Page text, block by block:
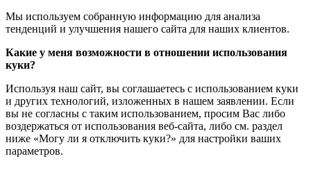
Мы используем собранную информацию для анализа
тенденций и улучшения нашего сайта для наших клиентов.
Какие у меня возможности в отношении использования
куки?
Используя наш сайт, вы соглашаетесь с использованием куки
и других технологий, изложенных в нашем заявлении. Если
вы не согласны с таким использованием, просим Вас либо
воздержаться от использования веб-сайта, либо см. раздел
ниже «Могу ли я отключить куки?» для настройки ваших
параметров.